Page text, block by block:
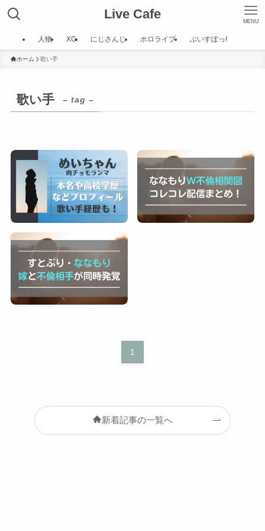
Live Cafe MENU
人物 XG にじさんじ ホロライブ ぶいすぽっ!
ホーム 歌い手
歌い手 – tag –
1
新着記事の一覧へ